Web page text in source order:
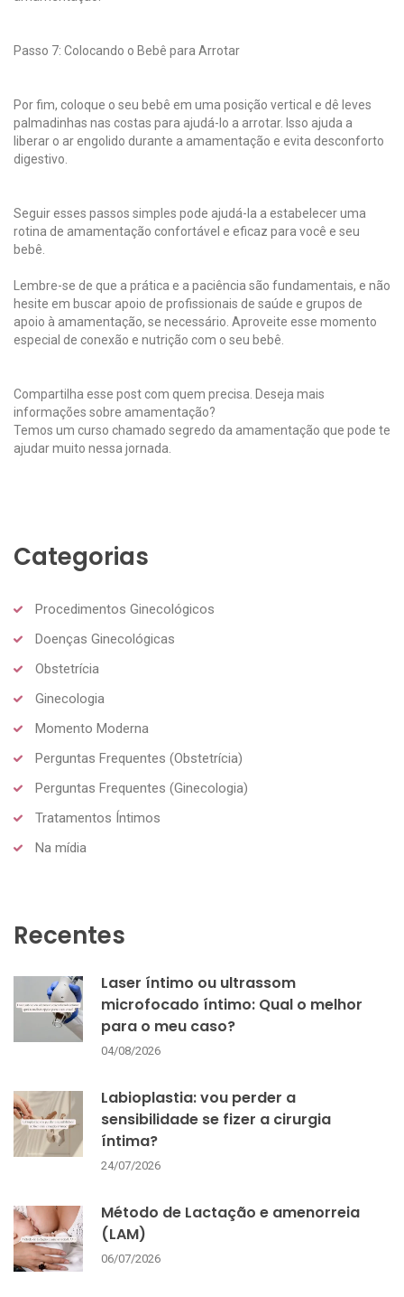
Passo 7: Colocando o Bebê para Arrotar
Por fim, coloque o seu bebê em uma posição vertical e dê leves
palmadinhas nas costas para ajudá-lo a arrotar. Isso ajuda a
liberar o ar engolido durante a amamentação e evita desconforto
digestivo.
Seguir esses passos simples pode ajudá-la a estabelecer uma
rotina de amamentação confortável e eficaz para você e seu
bebê.
Lembre-se de que a prática e a paciência são fundamentais, e não
hesite em buscar apoio de profissionais de saúde e grupos de
apoio à amamentação, se necessário. Aproveite esse momento
especial de conexão e nutrição com o seu bebê.
Compartilha esse post com quem precisa. Deseja mais
informações sobre amamentação?
Temos um curso chamado segredo da amamentação que pode te
ajudar muito nessa jornada.
Categorias
Procedimentos Ginecológicos
Doenças Ginecológicas
Obstetrícia
Ginecologia
Momento Moderna
Perguntas Frequentes (Obstetrícia)
Perguntas Frequentes (Ginecologia)
Tratamentos Íntimos
Na mídia
Recentes
Laser íntimo ou ultrassom
microfocado íntimo: Qual o melhor
para o meu caso?
04/08/2026
Labioplastia: vou perder a
sensibilidade se fizer a cirurgia
íntima?
24/07/2026
Método de Lactação e amenorreia
(LAM)
06/07/2026